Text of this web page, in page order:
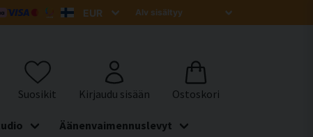
Äänenvaimennuslevyt